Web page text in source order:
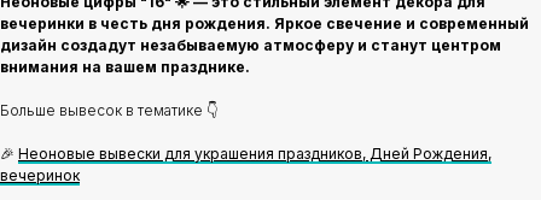
вечеринки в честь дня рождения. Яркое свечение и современный
дизайн создадут незабываемую атмосферу и станут центром
внимания на вашем празднике.
Больше вывесок в тематике 👇
🎉 Неоновые вывески для украшения праздников, Дней Рождения,
вечеринок